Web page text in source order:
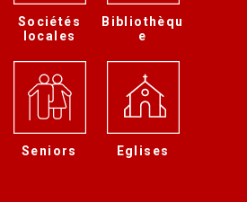
Sociétés
locales
Bibliothèqu
e
Seniors Eglises